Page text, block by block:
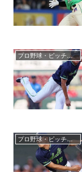
プロ野球・ピッチャー
プロ野球・ピッチャー